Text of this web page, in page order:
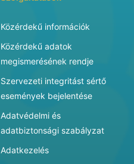
Közérdekű információk
Közérdekű adatok
megismerésének rendje
Szervezeti integritást sértő
események bejelentése
Adatvédelmi és
adatbiztonsági szabályzat
Adatkezelés